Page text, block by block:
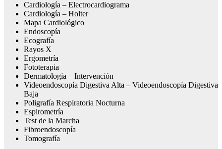
Cardiología – Electrocardiograma
Cardiología – Holter
Mapa Cardiológico
Endoscopía
Ecografía
Rayos X
Ergometría
Fototerapia
Dermatología – Intervención
Videoendoscopía Digestiva Alta – Videoendoscopía Digestiva
Baja
Poligrafía Respiratoria Nocturna
Espirometría
Test de la Marcha
Fibroendoscopía
Tomografía